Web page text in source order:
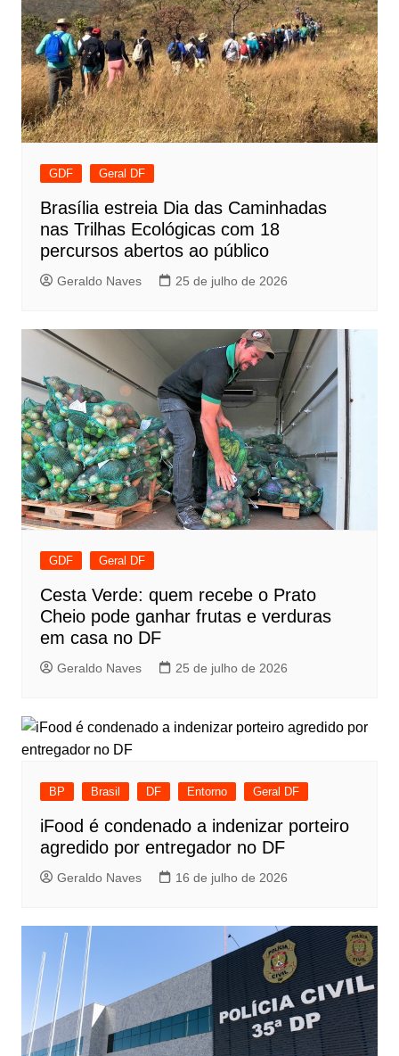
GDF Geral DF
Brasília estreia Dia das Caminhadas
nas Trilhas Ecológicas com 18
percursos abertos ao público
Geraldo Naves 25 de julho de 2026
GDF Geral DF
Cesta Verde: quem recebe o Prato
Cheio pode ganhar frutas e verduras
em casa no DF
Geraldo Naves 25 de julho de 2026
BP Brasil DF Entorno Geral DF
iFood é condenado a indenizar porteiro
agredido por entregador no DF
Geraldo Naves 16 de julho de 2026